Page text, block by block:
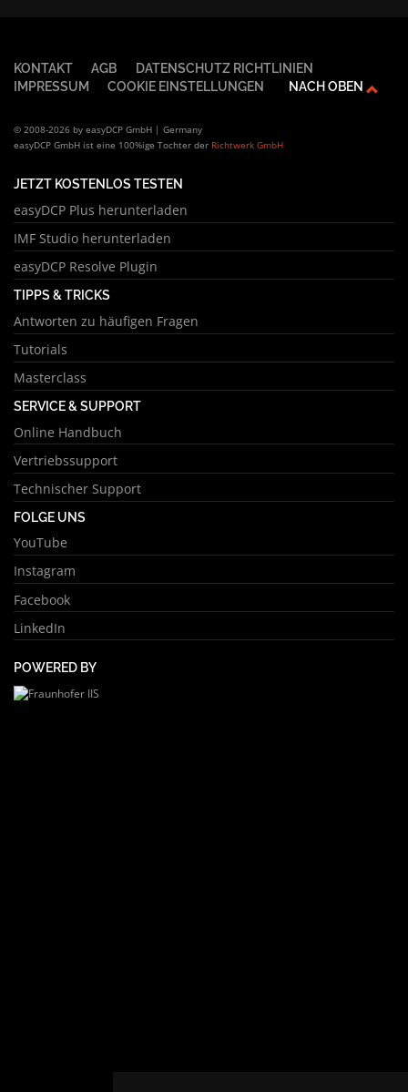
KONTAKT AGB
DATENSCHUTZ RICHTLINIEN
IMPRESSUM
COOKIE EINSTELLUNGEN NACH OBEN
© 2008-2026 by easyDCP GmbH | Germany
easyDCP GmbH ist eine 100%ige Tochter der Richtwerk GmbH
JETZT KOSTENLOS TESTEN
easyDCP Plus herunterladen
IMF Studio herunterladen
easyDCP Resolve Plugin
TIPPS & TRICKS
Antworten zu häufigen Fragen
Tutorials
Masterclass
SERVICE & SUPPORT
Online Handbuch
Vertriebssupport
Technischer Support
FOLGE UNS
YouTube
Instagram
Facebook
LinkedIn
POWERED BY